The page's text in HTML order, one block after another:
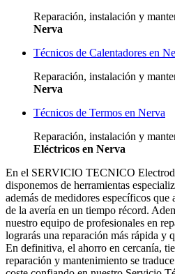
Reparación, instalación y
Nerva
Técnicos de Calentadores en
Reparación, instalación y
Nerva
Técnicos de Termos en Nerva
Reparación, instalación y
Eléctricos en Nerva
En el SERVICIO TECNICO
disponemos de herramientas
además de medidores específicos
de la avería en un tiempo récord.
nuestro equipo de profesionales en
lograrás una reparación más rápida y
En definitiva, el ahorro en cercanía,
reparación y mantenimiento se